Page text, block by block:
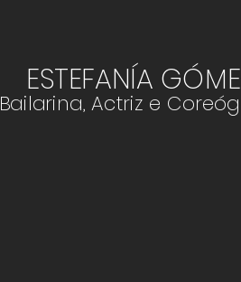
ESTEFANÍA
Bailarina, Actriz e